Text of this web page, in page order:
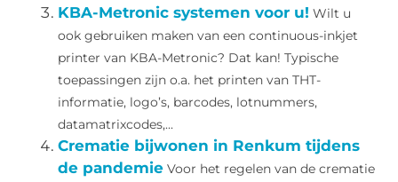
KBA-Metronic systemen voor u! Wilt u
ook gebruiken maken van een continuous-inkjet
printer van KBA-Metronic? Dat kan! Typische
toepassingen zijn o.a. het printen van THT-
informatie, logo’s, barcodes, lotnummers,
datamatrixcodes,...
Crematie bijwonen in Renkum tijdens
de pandemie Voor het regelen van de crematie